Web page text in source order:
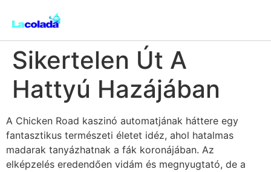
Sikertelen Út A
Hattyú Hazájában
A Chicken Road kaszinó automatjának háttere egy
fantasztikus természeti életet idéz, ahol hatalmas
madarak tanyázhatnak a fák koronájában. Az
elképzelés eredendően vidám és megnyugtató, de a